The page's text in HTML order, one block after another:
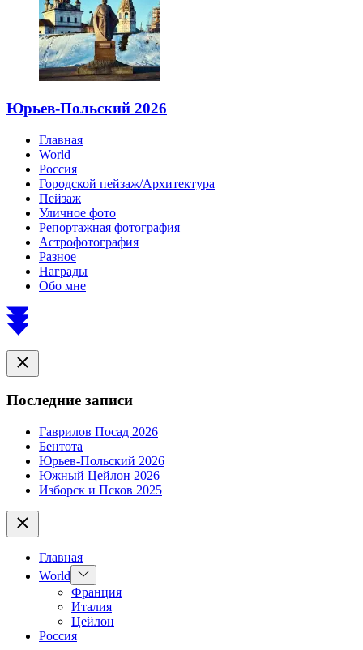
Юрьев-Польский 2026
Главная
World
Россия
Городской пейзаж/Архитектура
Пейзаж
Уличное фото
Репортажная фотография
Астрофотография
Разное
Награды
Обо мне
Scroll
to
Close
Последние записи
Гаврилов Посад 2026
Бентота
Юрьев-Польский 2026
Южный Цейлон 2026
Изборск и Псков 2025
Close
Главная
World
Show
sub
menu
Франция
Италия
Цейлон
Россия